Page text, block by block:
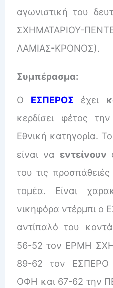
αγωνιστική του
ΣΧΗΜΑΤΑΡΙΟΥ-
ΛΑΜΙΑΣ-ΚΡΟΝΟΣ).
Συμπέρασμα:
Ο ΕΣΠΕΡΟΣ έχει
κερδίσει φέτος την
Εθνική κατηγορία.
είναι να εντείνουν
του τις
τομέα. Είναι
νικηφόρα ντέρμπι ο
αντίπαλό του
56-52 τον ΕΡΜΗ
89-62 τον
ΟΦΗ και 67-62 την